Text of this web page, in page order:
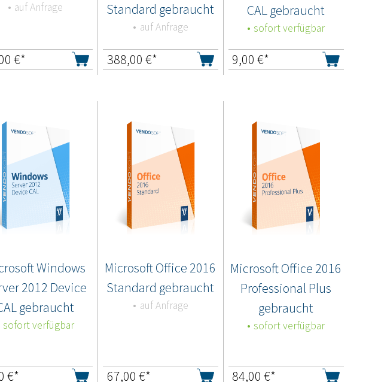
auf Anfrage
€*
Standard gebraucht
auf Anfrage
388,00 €*
CAL gebraucht
sofort verfügbar
9,00 €*
Windows
2012 Device
gebraucht
sofort verfügbar
€*
Microsoft Office 2016
Standard gebraucht
auf Anfrage
67,00 €*
Microsoft Office 2016
Professional Plus
gebraucht
sofort verfügbar
84,00 €*